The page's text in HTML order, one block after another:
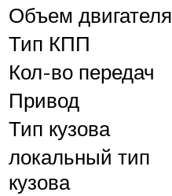
Объем двигателя
Тип КПП
Кол-во передач
Привод
Тип кузова
локальный тип
кузова